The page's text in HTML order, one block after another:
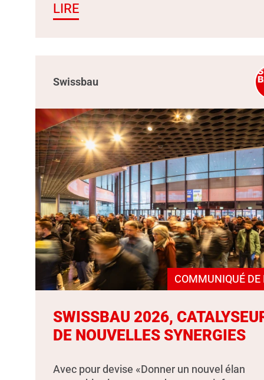
LIRE
Swissbau
COMMUNIQUÉ DE
SWISSBAU 2026,
DE NOUVELLES SYNERGIES
Avec pour devise «Donner un nouvel élan